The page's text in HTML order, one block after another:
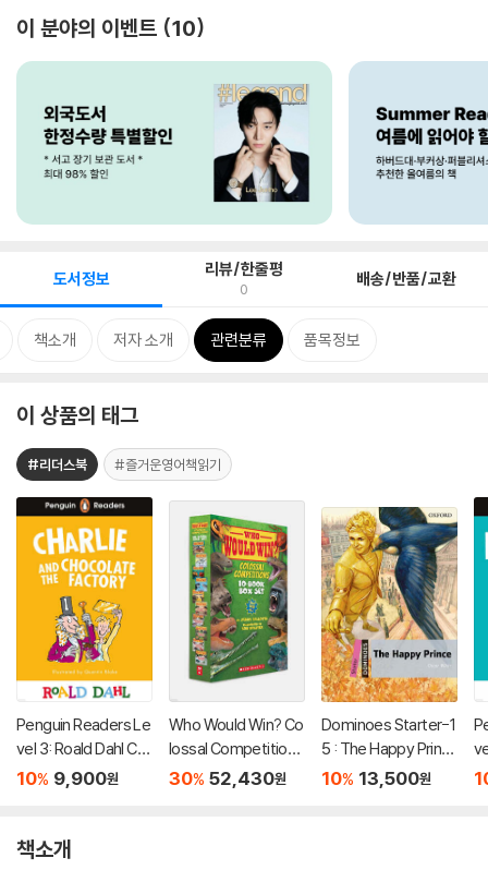
이 분야의 이벤트 10
도서정보 리뷰/한줄평
0 배송/반품/교환
책소개 저자 소개 관련분류 품목정보
이 상품의 태그
#리더스북 #즐거운영어책읽기
Penguin Readers Le
vel 3: Roald Dahl Ch
arlie and the Chocol
10% 9,900원
Who Would Win? Co
lossal Competition
s! (10-Book Box Se
30% 52,430원
Dominoes Starter-1
5 : The Happy Princ
e (Paperback + MP
10% 13,500원
책소개